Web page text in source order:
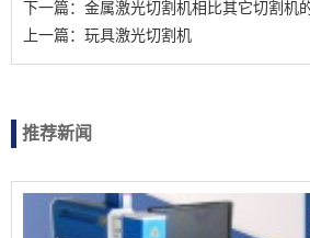
下一篇：金属激光切割机相比其它切割机
上一篇：玩具激光切割机
推荐新闻